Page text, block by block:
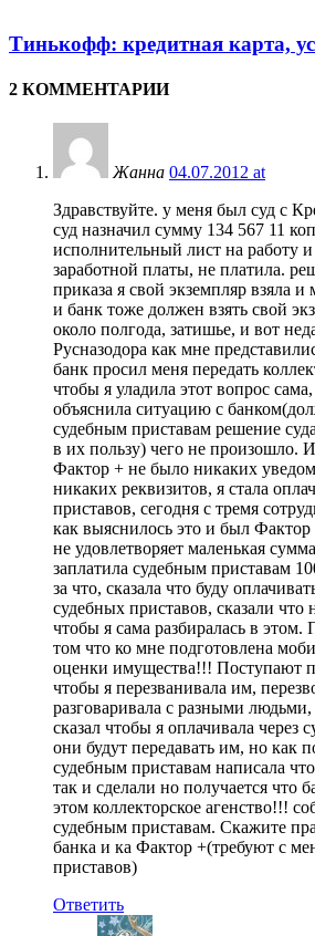
Тинькофф: кредитная карта,
2 КОММЕНТАРИИ
Жанна 04.07.2012 at
Здравствуйте. у меня был суд с
суд назначил сумму 134 567 11
исполнительный лист на работу и
заработной платы, не платила.
приказа я свой экземпляр взяла и
и банк тоже должен взять свой
около полгода, затишье, и вот
Русназодора как мне
банк просил меня передать
чтобы я уладила этот вопрос
объяснила ситуацию с
судебным приставам решение
в их пользу) чего не произошло.
Фактор + не было никаких
никаких реквизитов, я стала
приставов, сегодня с тремя
как выяснилось это и был Фактор
не удовлетворяет маленькая
заплатила судебным приставам
за что, сказала что буду
судебных приставов, сказали что
чтобы я сама разбиралась в
том что ко мне подготовлена
оценки имущества!!! Поступают
чтобы я перезванивала им,
разговаривала с разными
сказал чтобы я оплачивала через
они будут передавать им, но как
судебным приставам написала
так и сделали но получается что
этом коллекторское агенство!!!
судебным приставам. Скажите
банка и ка Фактор +(требуют с
приставов)
Ответить